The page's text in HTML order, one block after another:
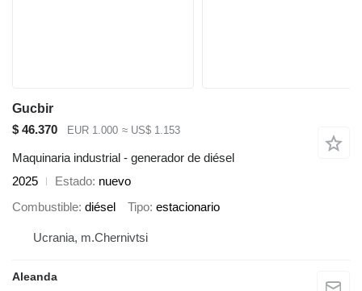
Gucbir
$ 46.370
EUR 1.000 ≈ US$ 1.153
Maquinaria industrial - generador de diésel
2025
Estado nuevo
Combustible diésel Tipo estacionario
Ucrania, m.Chernivtsi
Aleanda